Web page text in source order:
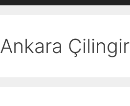
Ankara Çilingir